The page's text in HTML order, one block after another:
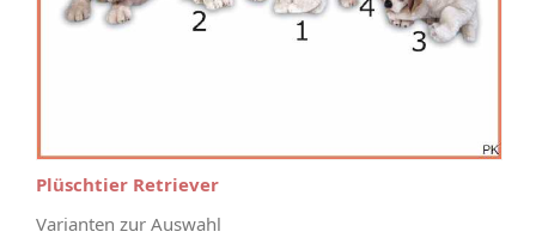
Plüschtier Retriever
Varianten zur Auswahl